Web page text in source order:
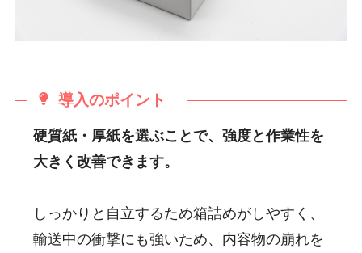
導入のポイント
硬質紙・厚紙を選ぶことで、強度と作業性を
大きく改善できます。
しっかりと自立するため箱詰めがしやすく、
輸送中の衝撃にも強いため、内容物の崩れを